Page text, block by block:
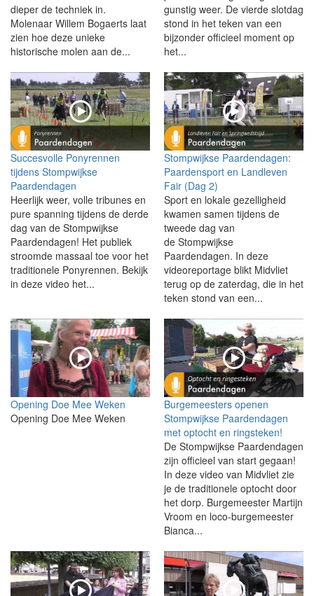
dieper de techniek in.
Molenaar Willem Bogaerts laat
zien hoe deze unieke
historische molen aan de...
gunstig weer. De vierde slotdag
stond in het teken van een
bijzonder officieel moment op
het...
Succesvolle Ponyrennen
tijdens Stompwijkse
Paardendagen
Heerlijk weer, volle tribunes en
pure spanning tijdens de derde
dag van de Stompwijkse
Paardendagen! Het publiek
stroomde massaal toe voor het
traditionele Ponyrennen. Bekijk
in deze video het...
Stompwijkse Paardendagen:
Paardensport en Landleven
Fair (Dag 2)
Sport en lokale gezelligheid
kwamen samen tijdens de
tweede dag van
de Stompwijkse
Paardendagen. In deze
videoreportage blikt Midvliet
terug op de zaterdag, die in het
teken stond van een...
Opening Doe Mee Weken
Opening Doe Mee Weken
Burgemeesters openen
Stompwijkse Paardendagen
met optocht en ringsteken!
De Stompwijkse Paardendagen
zijn officieel van start gegaan!
In deze video van Midvliet zie
je de traditionele optocht door
het dorp. Burgemeester Martijn
Vroom en loco-burgemeester
Bianca...